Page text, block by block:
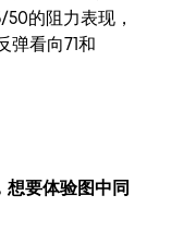
的阻力表现，
弹看向71和
想要体验图中 同